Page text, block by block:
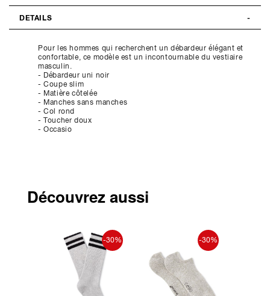
DETAILS
Pour les hommes qui recherchent un débardeur élégant et
confortable, ce modèle est un incontournable du vestiaire
masculin.
- Débardeur uni noir
- Coupe slim
- Matière côtelée
- Manches sans manches
- Col rond
- Toucher doux
- Occasio
Découvrez aussi
-30% -30%